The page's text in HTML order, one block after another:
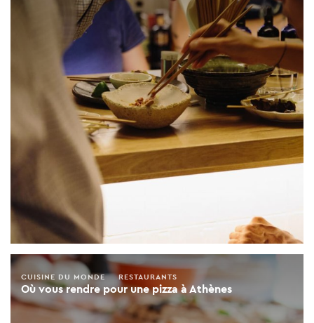
Où vous rendre pour une pizza à Athènes
CUISINE DU MONDE RESTAURANTS